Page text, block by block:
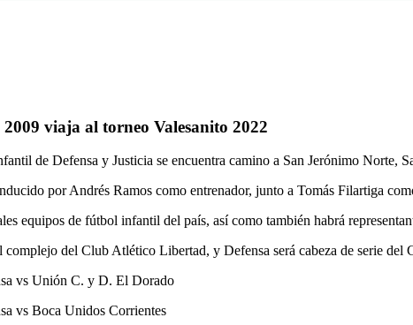
viaja al torneo Valesanito 2022
de Defensa y Justicia se encuentra camino a San Jerónimo Norte,
por Andrés Ramos como entrenador, junto a Tomás Filartiga
equipos de fútbol infantil del país, así como también habrá
complejo del Club Atlético Libertad, y Defensa será cabeza de serie del
Unión C. y D. El Dorado
Boca Unidos Corrientes